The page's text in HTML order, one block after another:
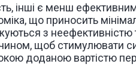
інші є менш
що приносить
з неефективністю
щоб стимулювати
доданою вартістю